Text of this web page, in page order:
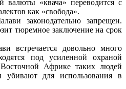
валюты «квача» переводится с
как «свобода».
законодательно запрещен.
тюремное заключение на срок
встречается довольно много
под усиленной охраной
Африке таких людей
для использования в